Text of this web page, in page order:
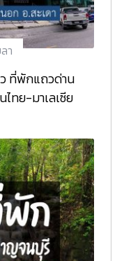
า
ที่พักแถวด่าน
ไทย-มาเลเซีย